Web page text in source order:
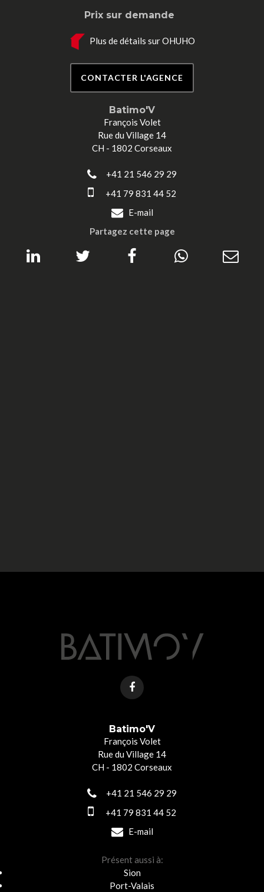
Prix sur demande
Plus de détails sur OHUHO
CONTACTER L'AGENCE
Batimo'V
François Volet
Rue du Village 14
CH - 1802 Corseaux
+41 21 546 29 29
+41 79 831 44 52
E-mail
Partagez cette page
Batimo'V
François Volet
Rue du Village 14
CH - 1802 Corseaux
+41 21 546 29 29
+41 79 831 44 52
E-mail
Présent aussi à:
Sion
Port-Valais